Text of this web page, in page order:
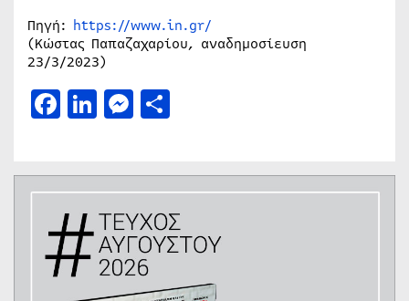
Πηγή: https://www.in.gr/
(Κώστας Παπαζαχαρίου, αναδημοσίευση
23/3/2023)
Facebook
LinkedIn
Messenger